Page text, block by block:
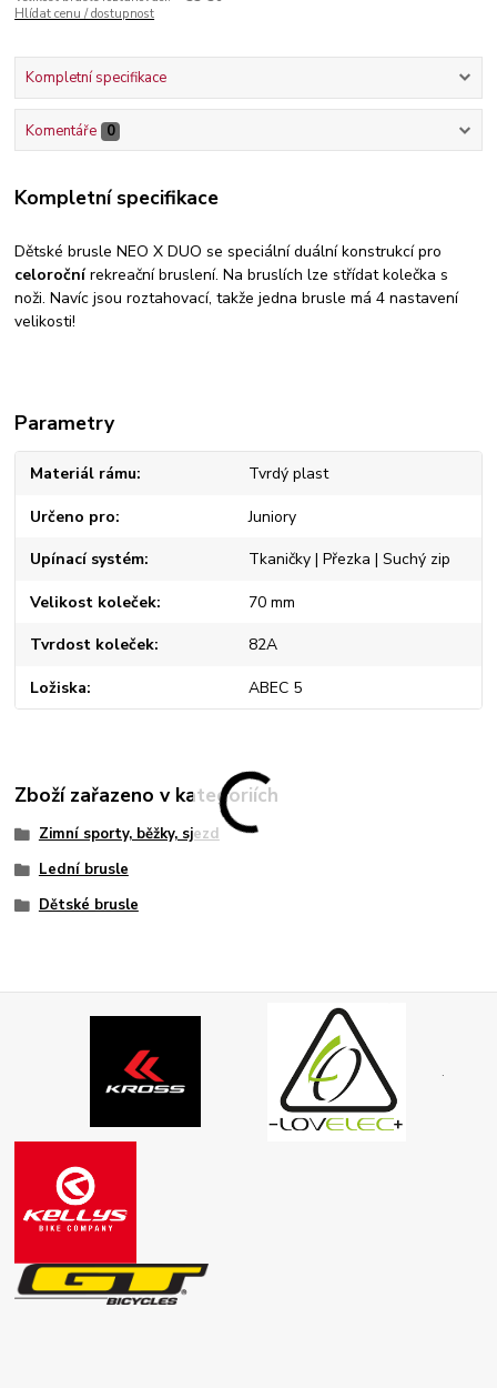
Hlídat cenu / dostupnost
Kompletní specifikace
Komentáře 0
Kompletní specifikace
Dětské brusle NEO X DUO se speciální duální konstrukcí pro
celoročnírekreační bruslení. Na bruslích lze střídat kolečka s
noži. Navíc jsou roztahovací, takže jedna brusle má 4 nastavení
velikosti!
Parametry
Materiál rámu Tvrdý plast
Určeno pro Juniory
Upínací systém Tkaničky | Přezka | Suchý zip
Velikost koleček 70 mm
Tvrdost koleček 82A
Ložiska ABEC 5
Zboží zařazeno v kategoriích
Zimní sporty, běžky, sjezd
Lední brusle
Dětské brusle
.